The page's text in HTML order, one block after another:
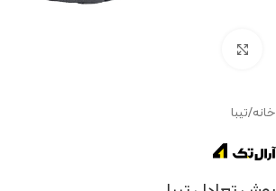
خانه/تیبا